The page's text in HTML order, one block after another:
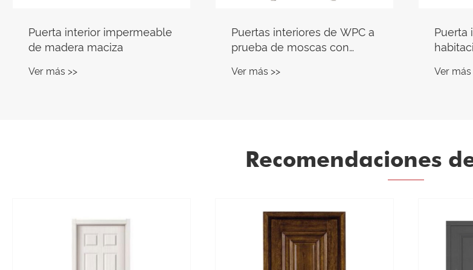
Puertas interiores de WPC a
prueba de moscas con
Ver más >>
Puerta interior de WPC para
habitación impermeable
Ver más >>
Puerta
puerta
Ver más
Recomendaciones